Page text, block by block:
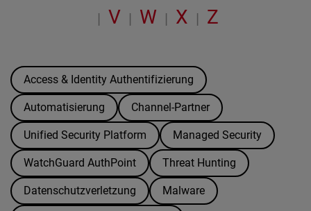
| V | W | X | Z
Access & Identity Authentifizierung
Automatisierung Channel-Partner
Unified Security Platform Managed Security
WatchGuard AuthPoint Threat Hunting
Datenschutzverletzung Malware